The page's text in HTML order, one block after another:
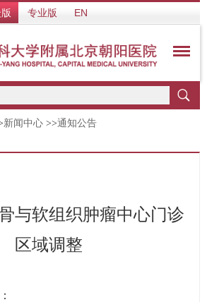
专业版 EN
新闻中心 >>通知公告
与软组织肿瘤中心门诊
区域调整